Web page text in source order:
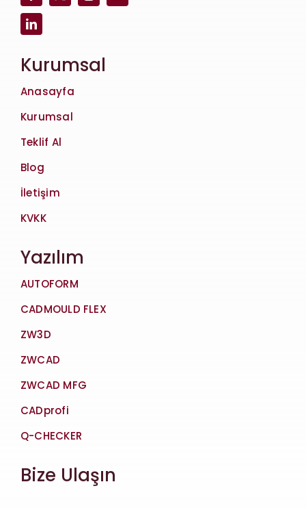
Kurumsal
Anasayfa
Kurumsal
Teklif Al
Blog
İletişim
KVKK
Yazılım
AUTOFORM
CADMOULD FLEX
ZW3D
ZWCAD
ZWCAD MFG
CADprofi
Q-CHECKER
Bize Ulaşın